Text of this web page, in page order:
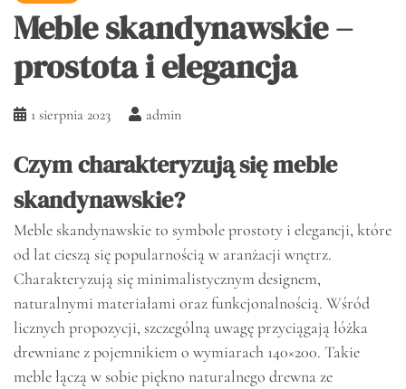
Meble skandynawskie –
prostota i elegancja
1 sierpnia 2023 admin
Czym charakteryzują się meble
skandynawskie?
Meble skandynawskie to symbole prostoty i elegancji, które
od lat cieszą się popularnością w aranżacji wnętrz.
Charakteryzują się minimalistycznym designem,
naturalnymi materiałami oraz funkcjonalnością. Wśród
licznych propozycji, szczególną uwagę przyciągają łóżka
drewniane z pojemnikiem o wymiarach 140×200. Takie
meble łączą w sobie piękno naturalnego drewna ze